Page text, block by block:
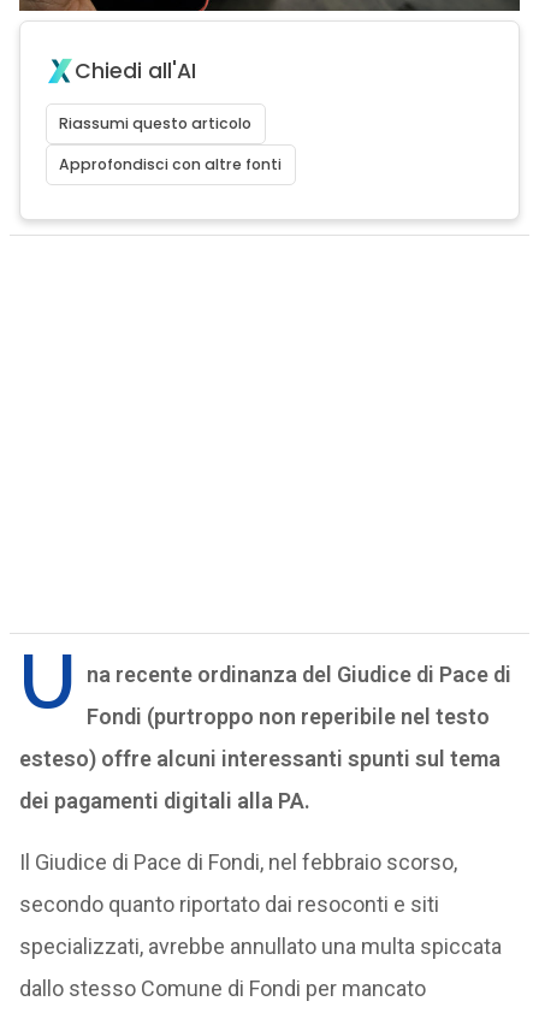
Chiedi all'AI
Riassumi questo articolo
Approfondisci con altre fonti
U
na recente ordinanza del Giudice di Pace di
Fondi (purtroppo non reperibile nel testo
esteso) offre alcuni interessanti spunti sul tema
dei pagamenti digitali alla PA.
Il Giudice di Pace di Fondi, nel febbraio scorso,
secondo quanto riportato dai resoconti e siti
specializzati, avrebbe annullato una multa spiccata
dallo stesso Comune di Fondi per mancato